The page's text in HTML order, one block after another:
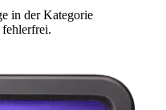
in der Kategorie
fehlerfrei.